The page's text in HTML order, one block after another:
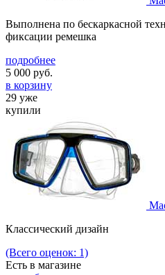
Выполнена по бескаркасной
фиксации ремешка
подробнее
5 000 руб.
в корзину
29 уже
купили
Классический дизайн
(Всего оценок: 1)
Есть в магазине